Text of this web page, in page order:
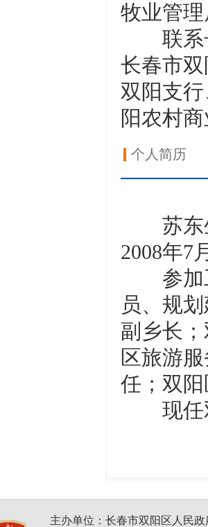
牧业管
联系长
长春市
双阳支
阳农村
个人简历
苏东生
2008年7
参加工
员、规
副乡长
区旅游
任；双
现任
主办单位：长春市双阳区人民政